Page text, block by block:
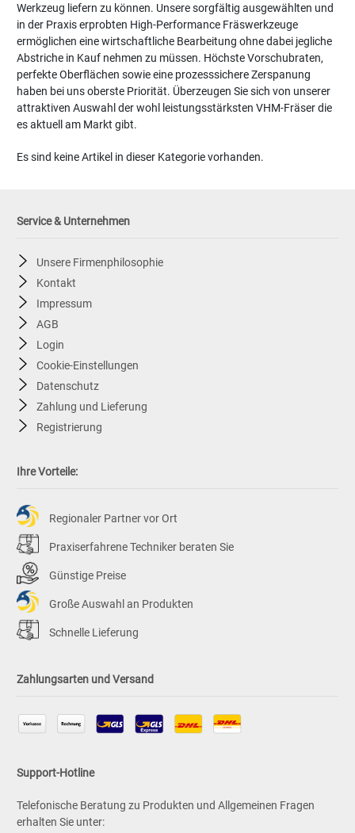
Werkzeug liefern zu können. Unsere sorgfältig ausgewählten und
in der Praxis erprobten High-Performance Fräswerkzeuge
ermöglichen eine wirtschaftliche Bearbeitung ohne dabei jegliche
Abstriche in Kauf nehmen zu müssen. Höchste Vorschubraten,
perfekte Oberflächen sowie eine prozesssichere Zerspanung
haben bei uns oberste Priorität. Überzeugen Sie sich von unserer
attraktiven Auswahl der wohl leistungsstärksten VHM-Fräser die
es aktuell am Markt gibt.
Es sind keine Artikel in dieser Kategorie vorhanden.
Service & Unternehmen
Unsere Firmenphilosophie
Kontakt
Impressum
AGB
Login
Cookie-Einstellungen
Datenschutz
Zahlung und Lieferung
Registrierung
Ihre Vorteile:
Regionaler Partner vor Ort
Praxiserfahrene Techniker beraten Sie
Günstige Preise
Große Auswahl an Produkten
Schnelle Lieferung
Zahlungsarten und Versand
Support-Hotline
Telefonische Beratung zu Produkten und Allgemeinen Fragen
erhalten Sie unter: